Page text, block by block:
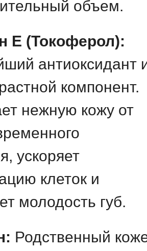
объем.
Е (Токоферол):
антиоксидант
компонент.
нежную кожу от
ускоряет
клеток и
молодость губ.
Родственный